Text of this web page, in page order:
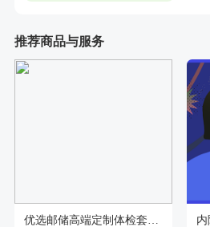
推荐商品与服务